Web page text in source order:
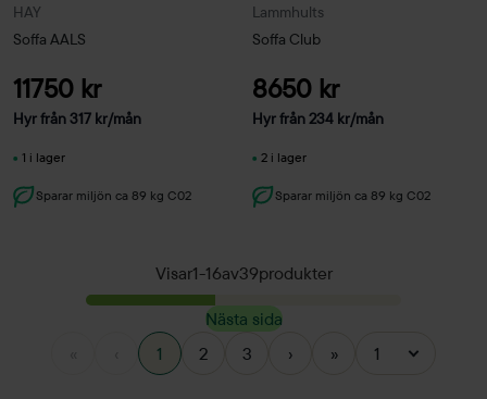
HAY
Soffa AALS
11750 kr
Hyr från317 kr/mån
1 i lager
Sparar miljön ca 89 kg C02
Lammhults
Soffa Club
8650 kr
Hyr från234 kr/mån
2 i lager
Sparar miljön ca 89 kg C02
Visar1-16av39produkter
Nästa sida
1 2 3 › » 1